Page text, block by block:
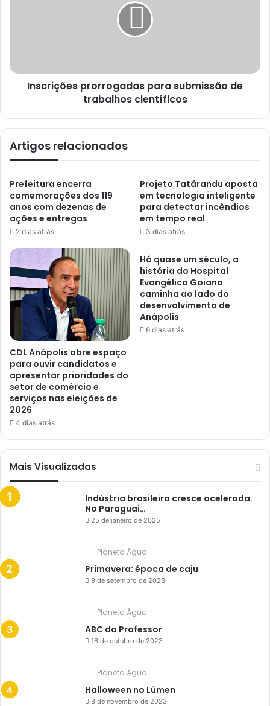
Inscrições prorrogadas para submissão de
trabalhos científicos
Artigos relacionados
Prefeitura encerra
comemorações dos 119
anos com dezenas de
ações e entregas
2 dias atrás
Projeto Tatárandu aposta
em tecnologia inteligente
para detectar incêndios
em tempo real
3 dias atrás
CDL Anápolis abre espaço
para ouvir candidatos e
apresentar prioridades do
setor de comércio e
serviços nas eleições de
2026
4 dias atrás
Há quase um século, a
história do Hospital
Evangélico Goiano
caminha ao lado do
desenvolvimento de
Anápolis
6 dias atrás
Mais Visualizadas
Indústria brasileira cresce acelerada.
No Paraguai…
25 de janeiro de 2025
Planeta Água
Primavera: época de caju
9 de setembro de 2023
Planeta Água
ABC do Professor
16 de outubro de 2023
Planeta Água
Halloween no Lúmen
8 de novembro de 2023